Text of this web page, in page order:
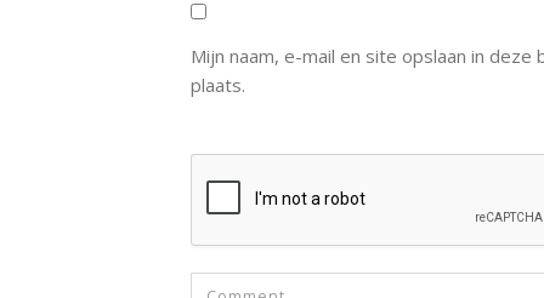
Mijn naam, e-mail en site opslaan in
plaats.